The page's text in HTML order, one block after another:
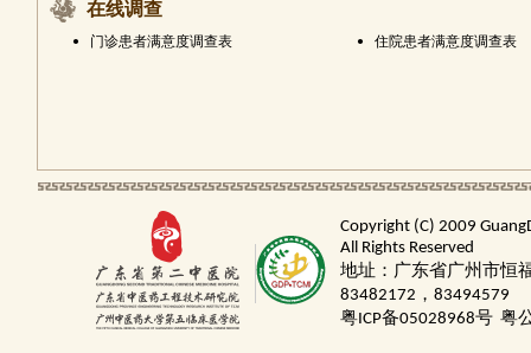
在线调查
• 门诊患者满意度调查表 • 住院患者满意度调查表
Copyright (C) 2009
All Rights Reserved
地址：广东省广州市
83482172，83494579
粤ICP备05028968号 粤